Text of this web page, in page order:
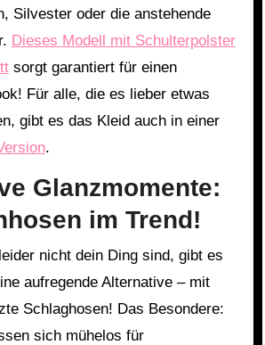
Silvester oder die anstehende
Dieses Modell mit Schulterpolster
sorgt garantiert für einen
Für alle, die es lieber etwas
gibt es das Kleid auch in einer
.
Glanzmomente:
im Trend!
nicht dein Ding sind, gibt es
aufregende Alternative – mit
Schlaghosen! Das Besondere:
sich mühelos für